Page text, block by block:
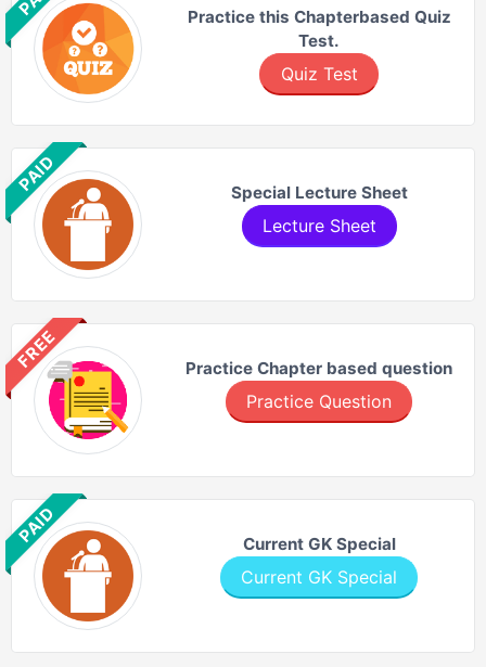
Practice this Chapterbased Quiz
Test.
Quiz Test
PAID Special Lecture Sheet
Lecture Sheet
FREE Practice Chapter based question
Practice Question
PAID Current GK Special
Current GK Special